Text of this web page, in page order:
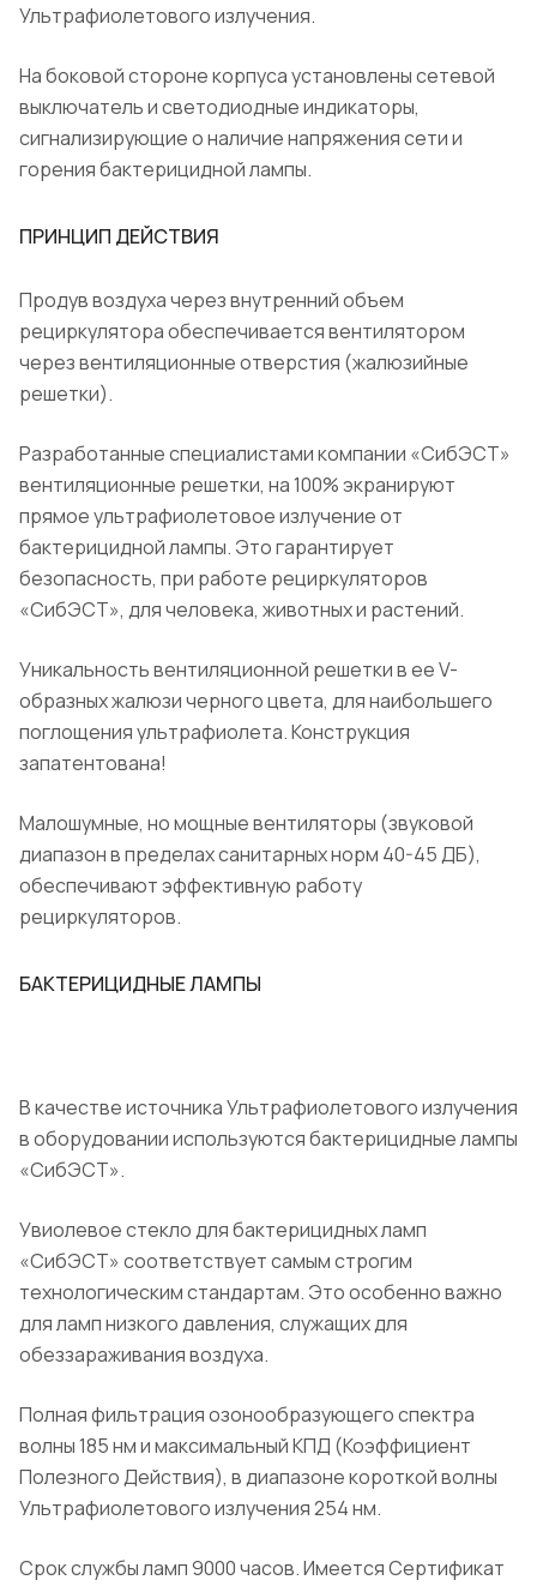
Ультрафиолетового излучения.
На боковой стороне корпуса установлены сетевой
выключатель и светодиодные индикаторы,
сигнализирующие о наличие напряжения сети и
горения бактерицидной лампы.
ПРИНЦИП ДЕЙСТВИЯ
Продув воздуха через внутренний объем
рециркулятора обеспечивается вентилятором
через вентиляционные отверстия (жалюзийные
решетки).
Разработанные специалистами компании «СибЭСТ»
вентиляционные решетки, на 100% экранируют
прямое ультрафиолетовое излучение от
бактерицидной лампы. Это гарантирует
безопасность, при работе рециркуляторов
«СибЭСТ», для человека, животных и растений.
Уникальность вентиляционной решетки в ее V-
образных жалюзи черного цвета, для наибольшего
поглощения ультрафиолета. Конструкция
запатентована!
Малошумные, но мощные вентиляторы (звуковой
диапазон в пределах санитарных норм 40-45 ДБ),
обеспечивают эффективную работу
рециркуляторов.
БАКТЕРИЦИДНЫЕ ЛАМПЫ
В качестве источника Ультрафиолетового излучения
в оборудовании используются бактерицидные лампы
«СибЭСТ».
Увиолевое стекло для бактерицидных ламп
«СибЭСТ» соответствует самым строгим
технологическим стандартам. Это особенно важно
для ламп низкого давления, служащих для
обеззараживания воздуха.
Полная фильтрация озонообразующего спектра
волны 185 нм и максимальный КПД (Коэффициент
Полезного Действия), в диапазоне короткой волны
Ультрафиолетового излучения 254 нм.
Срок службы ламп 9000 часов. Имеется Сертификат